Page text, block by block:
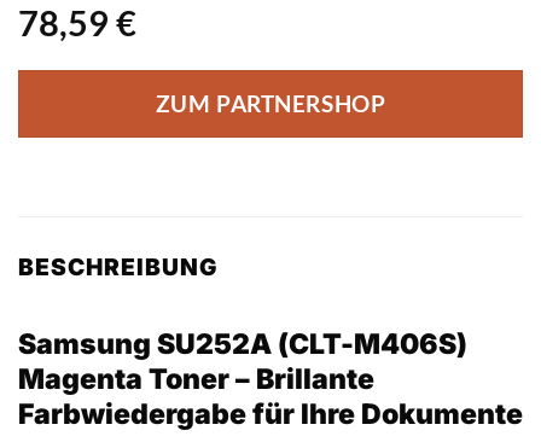
78,59 €
ZUM PARTNERSHOP
BESCHREIBUNG
Samsung SU252A (CLT-M406S)
Magenta Toner – Brillante
Farbwiedergabe für Ihre Dokumente